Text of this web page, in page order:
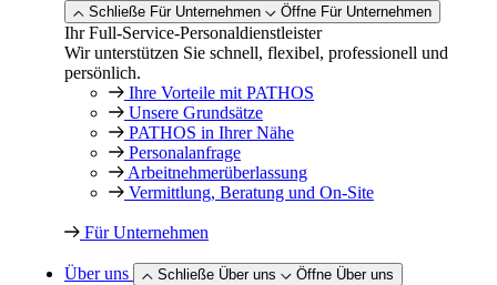
Schließe Für Unternehmen Öffne Für Unternehmen
Ihr Full-Service-Personaldienstleister
Wir unterstützen Sie schnell, flexibel, professionell und
persönlich.
Ihre Vorteile mit PATHOS
Unsere Grundsätze
PATHOS in Ihrer Nähe
Personalanfrage
Arbeitnehmer­überlassung
Vermittlung, Beratung und On-Site
Für Unternehmen
Über uns Schließe Über uns Öffne Über uns